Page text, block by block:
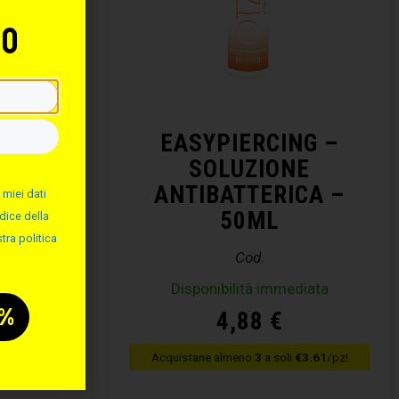
–
EASYPIERCING –
SOLUZIONE
ANTIBATTERICA –
50ML
Cod.
Disponibilità immediata
4,88 €
Acquistane almeno 3 a soli €3.61/pz!
dati
della
politica